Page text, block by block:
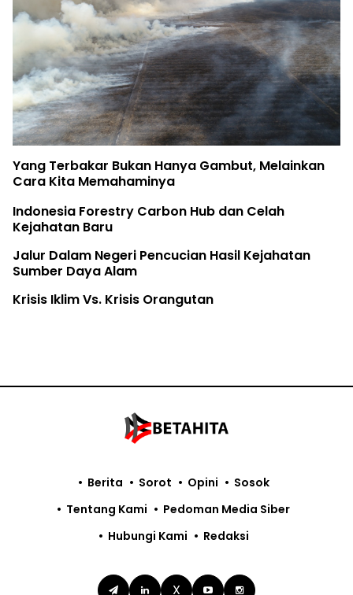
Yang Terbakar Bukan Hanya Gambut, Melainkan
Cara Kita Memahaminya
Indonesia Forestry Carbon Hub dan Celah
Kejahatan Baru
Jalur Dalam Negeri Pencucian Hasil Kejahatan
Sumber Daya Alam
Krisis Iklim Vs. Krisis Orangutan
X
Berita Sorot Opini
Sosok
Tentang Kami
Pedoman Media Siber
Hubungi Kami
Redaksi